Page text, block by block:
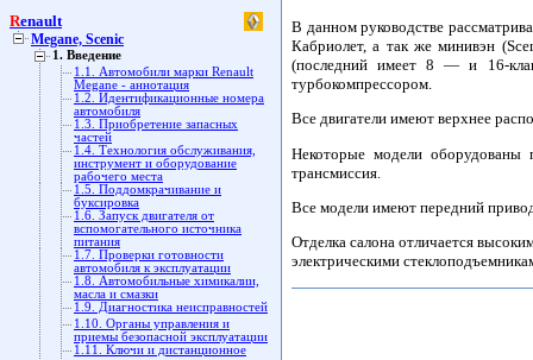
Renault
Megane, Scenic
1. Введение
1.1. Автомобили марки Renault
Megane - аннотация
1.2. Идентификационные номера
автомобиля
1.3. Приобретение запасных
частей
1.4. Технология обслуживания,
инструмент и оборудование
рабочего места
1.5. Поддомкрачивание и
буксировка
1.6. Запуск двигателя от
вспомогательного источника
питания
1.7. Проверки готовности
автомобиля к эксплуатации
1.8. Автомобильные химикалии,
масла и смазки
1.9. Диагностика неисправностей
1.10. Органы управления и
приемы безопасной эксплуатации
1.11. Ключи и дистанционное
В данном руководстве
Кабриолет, а так же минивэн
(последний имеет 8 — и 16-
турбокомпрессором.
Все двигатели имеют верхнее
Некоторые модели оборудованы
трансмиссия.
Все модели имеют передний
Отделка салона отличается
электрическими